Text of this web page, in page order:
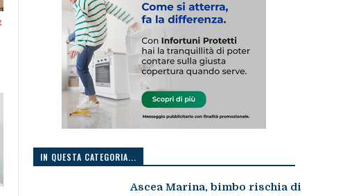
IN QUESTA CATEGORIA...
Ascea Marina, bimbo rischia di